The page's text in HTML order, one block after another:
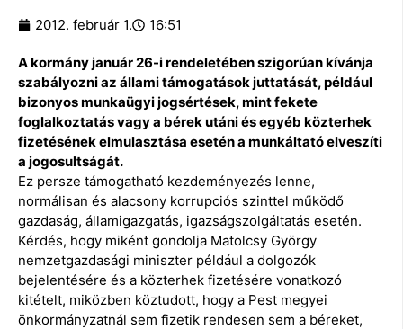
2012. február 1. 16:51
A kormány január 26-i rendeletében szigorúan kívánja
szabályozni az állami támogatások juttatását, például
bizonyos munkaügyi jogsértések, mint fekete
foglalkoztatás vagy a bérek utáni és egyéb közterhek
fizetésének elmulasztása esetén a munkáltató elveszíti
a jogosultságát.
Ez persze támogatható kezdeményezés lenne,
normálisan és alacsony korrupciós szinttel működő
gazdaság, államigazgatás, igazságszolgáltatás esetén.
Kérdés, hogy miként gondolja Matolcsy György
nemzetgazdasági miniszter például a dolgozók
bejelentésére és a közterhek fizetésére vonatkozó
kitételt, miközben köztudott, hogy a Pest megyei
önkormányzatnál sem fizetik rendesen sem a béreket,